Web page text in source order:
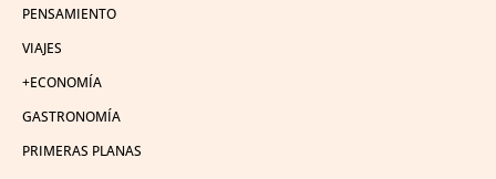
PENSAMIENTO
VIAJES
+ECONOMÍA
GASTRONOMÍA
PRIMERAS PLANAS